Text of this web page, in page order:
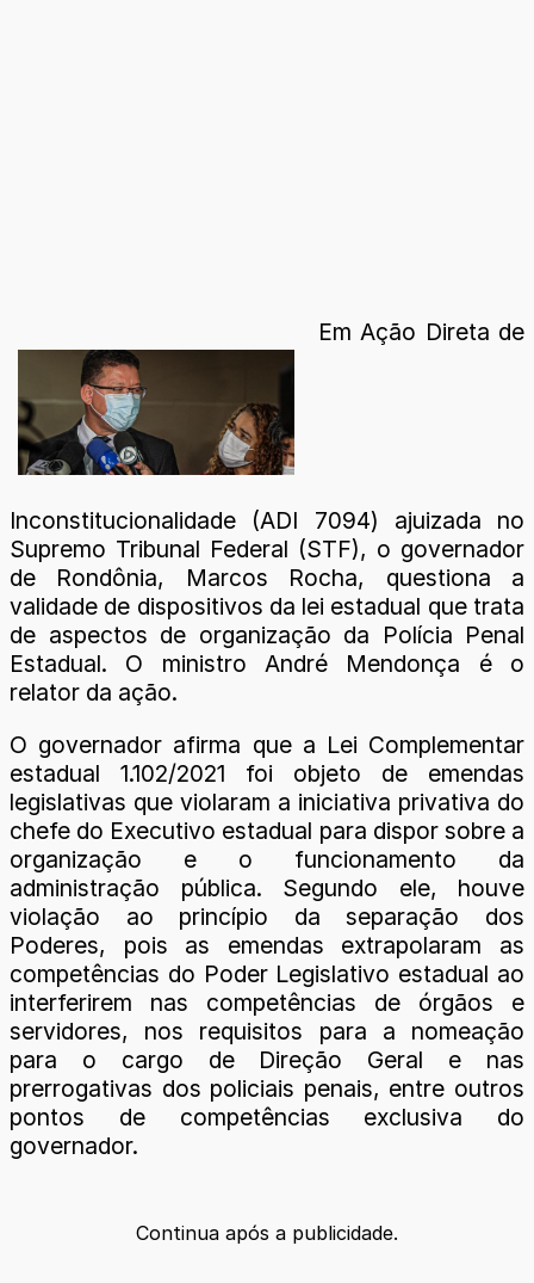
Em Ação Direta de
Inconstitucionalidade (ADI 7094) ajuizada no
Supremo Tribunal Federal (STF), o governador
de Rondônia, Marcos Rocha, questiona a
validade de dispositivos da lei estadual que trata
de aspectos de organização da Polícia Penal
Estadual. O ministro André Mendonça é o
relator da ação.
O governador afirma que a Lei Complementar
estadual 1.102/2021 foi objeto de emendas
legislativas que violaram a iniciativa privativa do
chefe do Executivo estadual para dispor sobre a
organização e o funcionamento da
administração pública. Segundo ele, houve
violação ao princípio da separação dos
Poderes, pois as emendas extrapolaram as
competências do Poder Legislativo estadual ao
interferirem nas competências de órgãos e
servidores, nos requisitos para a nomeação
para o cargo de Direção Geral e nas
prerrogativas dos policiais penais, entre outros
pontos de competências exclusiva do
governador.
Continua após a publicidade.